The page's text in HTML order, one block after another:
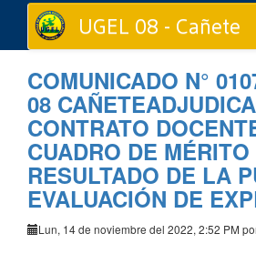
UGEL 08 - Cañete
COMUNICADO N°
08
CONTRATO
CUADRO DE MÉRITO
RESULTADO DE LA
EVALUACIÓN DE
Lun, 14 de noviembre del 2022, 2:52 PM